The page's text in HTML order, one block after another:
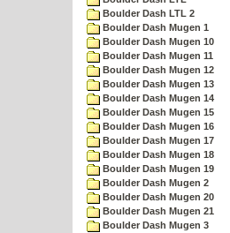
Boulder Dash LTL 2
Boulder Dash Mugen 1
Boulder Dash Mugen 10
Boulder Dash Mugen 11
Boulder Dash Mugen 12
Boulder Dash Mugen 13
Boulder Dash Mugen 14
Boulder Dash Mugen 15
Boulder Dash Mugen 16
Boulder Dash Mugen 17
Boulder Dash Mugen 18
Boulder Dash Mugen 19
Boulder Dash Mugen 2
Boulder Dash Mugen 20
Boulder Dash Mugen 21
Boulder Dash Mugen 3